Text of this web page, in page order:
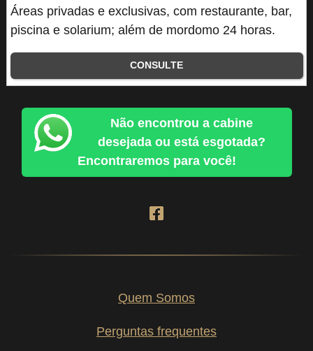
Áreas privadas e exclusivas, com restaurante, bar,
piscina e solarium; além de mordomo 24 horas.
CONSULTE
Não encontrou a cabine
desejada ou está esgotada?
Encontraremos para você!
Quem Somos
Perguntas frequentes